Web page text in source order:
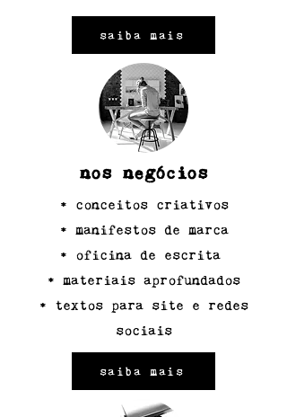
saiba mais
nos negócios
• conceitos criativos
• manifestos de marca
• oficina de escrita
• materiais aprofundados
• textos para site e redes
sociais
saiba mais